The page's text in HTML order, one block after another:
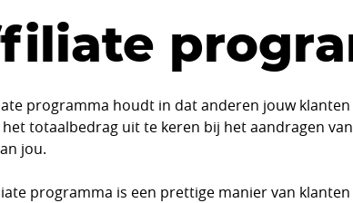
programma houdt in dat anderen jouw
het totaalbedrag uit te keren bij het aandragen
jou.
programma is een prettige manier van